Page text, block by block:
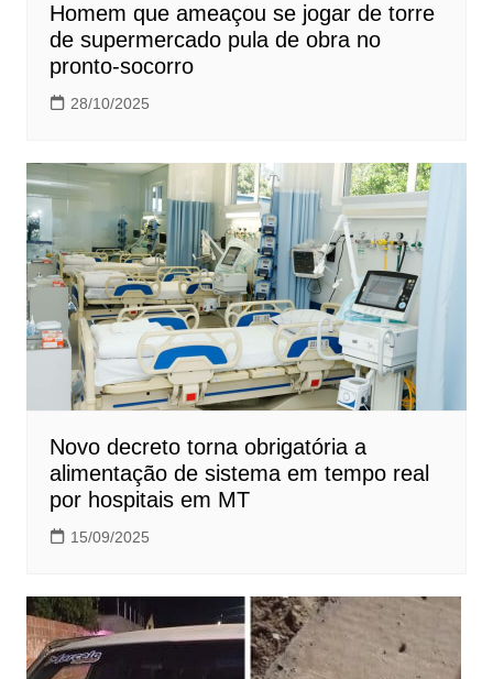
Homem que ameaçou se jogar de torre
de supermercado pula de obra no
pronto-socorro
28/10/2025
Novo decreto torna obrigatória a
alimentação de sistema em tempo real
por hospitais em MT
15/09/2025